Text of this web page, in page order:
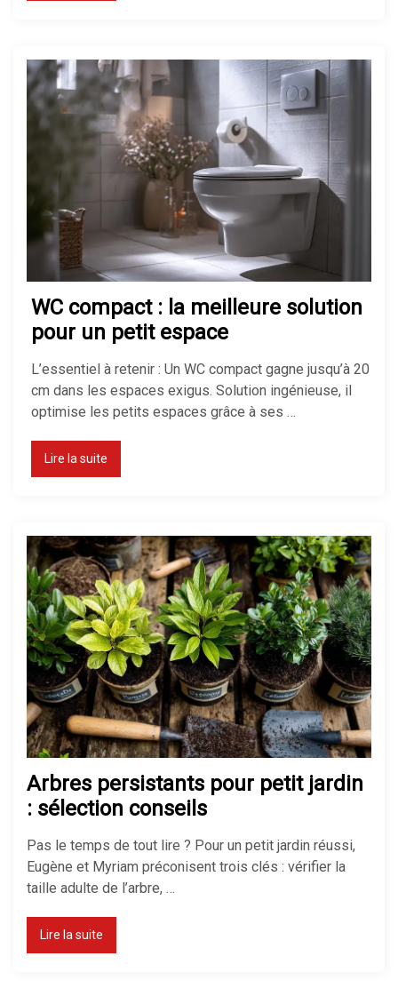
WC compact : la meilleure solution
pour un petit espace
L’essentiel à retenir : Un WC compact gagne jusqu’à 20
cm dans les espaces exigus. Solution ingénieuse, il
optimise les petits espaces grâce à ses …
Lire la suite
Arbres persistants pour petit jardin
: sélection conseils
Pas le temps de tout lire ? Pour un petit jardin réussi,
Eugène et Myriam préconisent trois clés : vérifier la
taille adulte de l’arbre, …
Lire la suite